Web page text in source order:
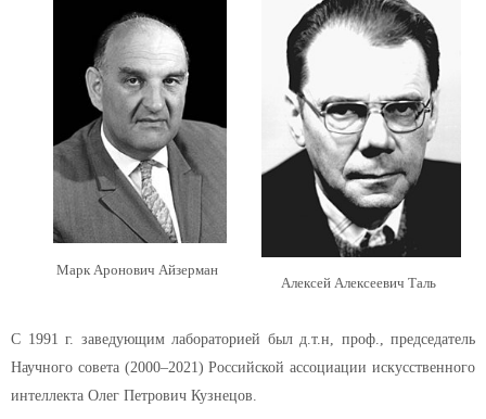
Марк Аронович Айзерман
Алексей Алексеевич Таль
С 1991 г. заведующим лабораторией был д.т.н, проф., председатель
Научного cовета (2000–2021) Российской ассоциации искусственного
интеллекта Олег Петрович Кузнецов.